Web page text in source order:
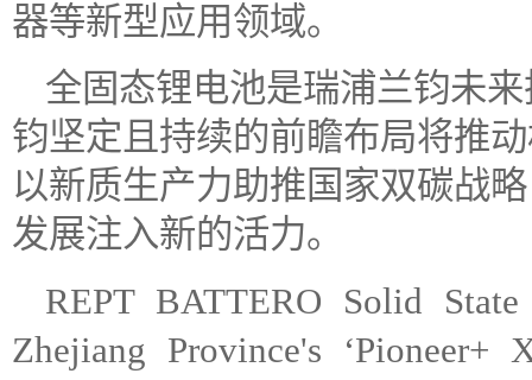
器等新型应用领域。
全固态锂电池是瑞浦兰钧未
钧坚定且持续的前瞻布局将推
以新质生产力助推国家双碳战
发展注入新的活力。
REPT BATTERO Solid
Zhejiang Province's ‘Pioneer+